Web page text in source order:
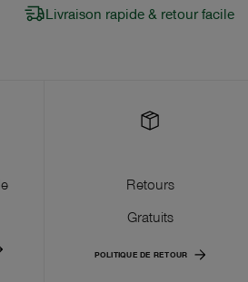
Livraison rapide & retour facile
Retours
Gratuits
POLITIQUE DE RETOUR